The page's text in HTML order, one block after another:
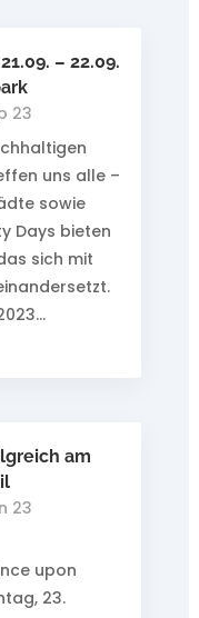
– 22.09.
23
uns alle –
sowie
Days bieten
sich mit
am
23
upon
23.